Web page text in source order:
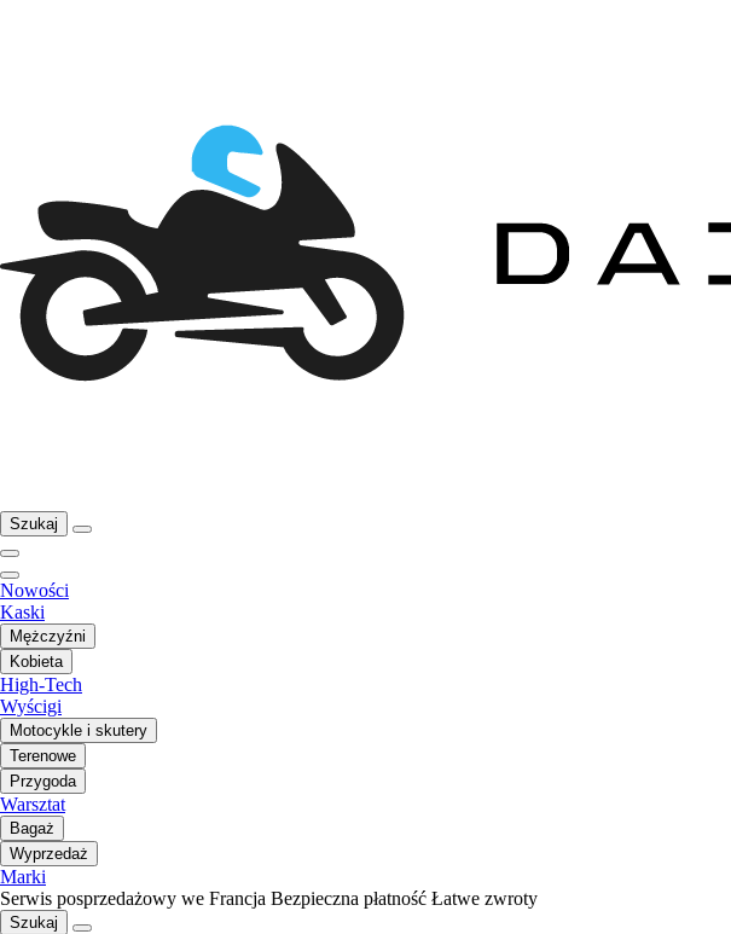
Szukaj
Nowości
Kaski
Mężczyźni
Kobieta
High-Tech
Wyścigi
Motocykle i skutery
Terenowe
Przygoda
Warsztat
Bagaż
Wyprzedaż
Marki
Serwis posprzedażowy we Francja Bezpieczna płatność Łatwe zwroty
Szukaj